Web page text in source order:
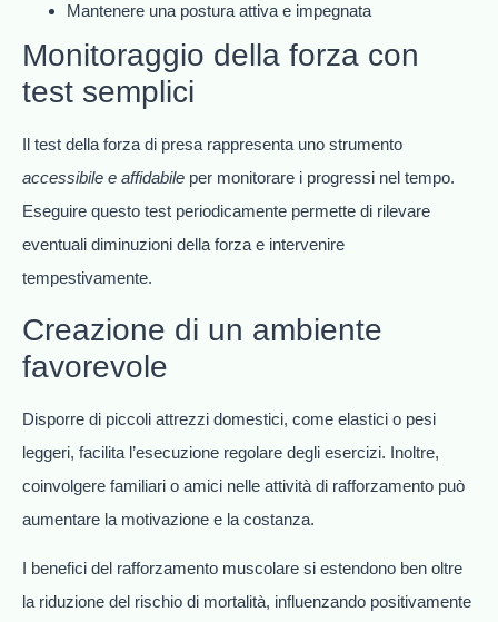
Mantenere una postura attiva e impegnata
Monitoraggio della forza con
test semplici
Il test della forza di presa rappresenta uno strumento
accessibile e affidabile per monitorare i progressi nel tempo.
Eseguire questo test periodicamente permette di rilevare
eventuali diminuzioni della forza e intervenire
tempestivamente.
Creazione di un ambiente
favorevole
Disporre di piccoli attrezzi domestici, come elastici o pesi
leggeri, facilita l’esecuzione regolare degli esercizi. Inoltre,
coinvolgere familiari o amici nelle attività di rafforzamento può
aumentare la motivazione e la costanza.
I benefici del rafforzamento muscolare si estendono ben oltre
la riduzione del rischio di mortalità, influenzando positivamente